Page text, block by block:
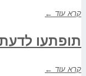
קרא עוד ←
תופתעו
קרא עוד ←